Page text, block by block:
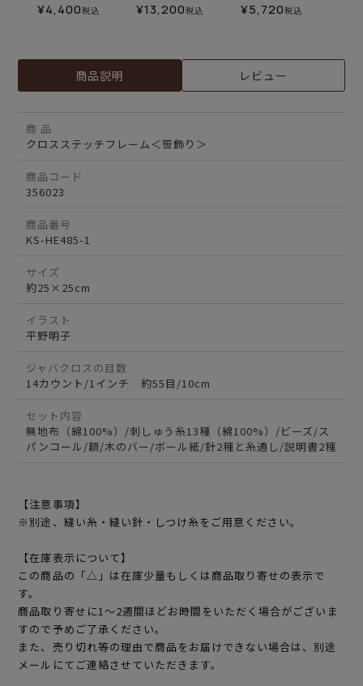
¥4,400税込 ¥13,200税込 ¥5,720税込
商品説明 レビュー
商 品
クロスステッチフレーム＜笹飾り＞
商品コード
356023
商品番号
KS-HE485-1
サイズ
約25×25cm
イラスト
平野明子
ジャバクロスの目数
14カウント/1インチ 約55目/10cm
セット内容
無地布（綿100%）/刺しゅう糸13種（綿100%）/ビーズ/ス
パンコール/額/木のバー/ボール紙/針2種と糸通し/説明書2種
【注意事項】
※別途、縫い糸・縫い針・しつけ糸をご用意ください。
【在庫表示について】
この商品の「△」は在庫少量もしくは商品取り寄せの表示で
す。
商品取り寄せに1～2週間ほどお時間をいただく場合がございま
すので予めご了承ください。
また、売り切れ等の理由で商品をお届けできない場合は、別途
メールにてご連絡させていただきます。